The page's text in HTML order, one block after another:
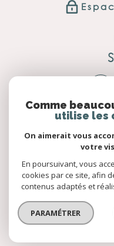
© 2026 | Tous droits
Plan du site
Comme
utilise les
On aimerait vous
votre
En poursuivant, vous
cookies par ce site, afin
contenus adaptés et
PARAMÉTRER